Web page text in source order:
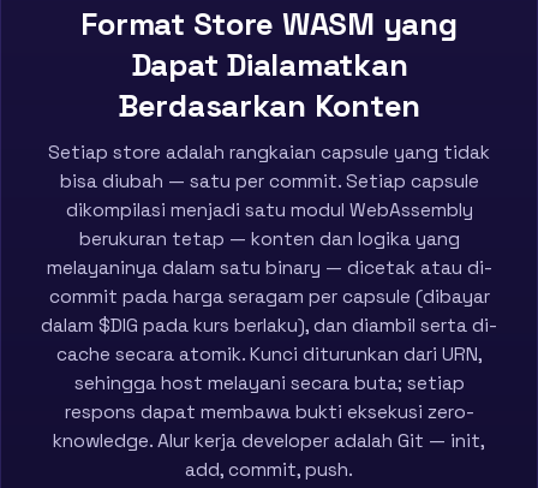
Format Store WASM yang
Dapat Dialamatkan
Berdasarkan Konten
Setiap store adalah rangkaian capsule yang tidak
bisa diubah — satu per commit. Setiap capsule
dikompilasi menjadi satu modul WebAssembly
berukuran tetap — konten dan logika yang
melayaninya dalam satu binary — dicetak atau di-
commit pada harga seragam per capsule (dibayar
dalam $DIG pada kurs berlaku), dan diambil serta di-
cache secara atomik. Kunci diturunkan dari URN,
sehingga host melayani secara buta; setiap
respons dapat membawa bukti eksekusi zero-
knowledge. Alur kerja developer adalah Git — init,
add, commit, push.